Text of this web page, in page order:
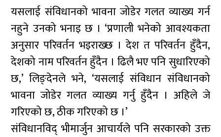
यसलाई संविधानको भावना जोडेर गलत व्याख्य गर्न
नहुने उनको भनाइ छ । ‘प्रणाली भनेको आवश्यकता
अनुसार परिवर्तन भइराख्छ । देश त परिवर्तन हुँदैन,
देशको नाम परिवर्तन हुँदैन । ढिलै भए पनि सुधारिएको
छ,’ लिङ्देनले भने, ‘यसलाई संविधान संविधानको
भावना जोडेर गलत व्याख्य गर्नु हुँदैन । अहिले जे
गरिएको छ, ठीक गरिएको छ ।’
संविधानविद् भीमार्जुन आचार्यले पनि सरकारको उक्त